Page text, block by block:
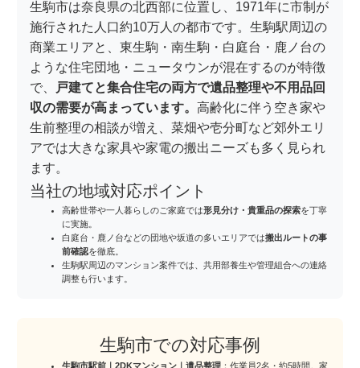
生駒市は奈良県の北西部に位置し、1971年に市制が
施行された人口約10万人の都市です。生駒駅周辺の
商業エリアと、東生駒・南生駒・白庭台・鹿ノ台の
ような住宅団地・ニュータウンが混在するのが特徴
で、
戸建てと集合住宅の両方で遺品整理や不用品回
収の需要が高まっています。 高齢化に伴う空き家や
生前整理の相談が増え、菜畑や壱分町など郊外エリ
アでは大きな家具や家電の搬出ニーズも多く見られ
ます。
当社の地域対応ポイント
高齢世帯や一人暮らしのご家庭では形見分け・貴重品の探索を丁寧
に実施。
白庭台・鹿ノ台などの団地や坂道の多いエリアでは搬出ルートの事
前確認を徹底。
生駒駅周辺のマンション案件では、共用部養生や管理組合への連絡
調整も行います。
生駒市での対応事例
生駒市駅前｜2DKマンション｜遺品整理 ：作業員2名・約5時間。家